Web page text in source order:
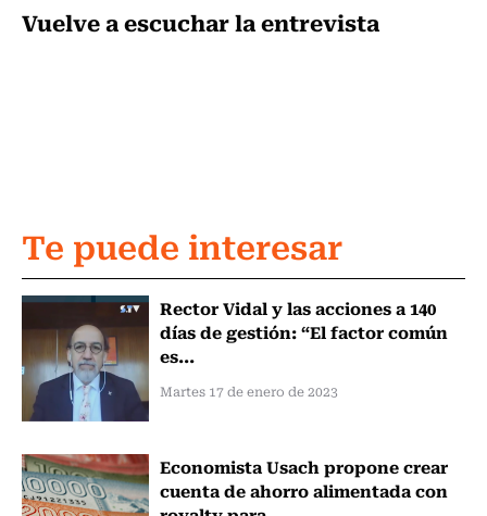
Vuelve a escuchar la entrevista
Te puede interesar
Rector Vidal y las acciones a 140
días de gestión: “El factor común
es...
Martes 17 de enero de 2023
Economista Usach propone crear
cuenta de ahorro alimentada con